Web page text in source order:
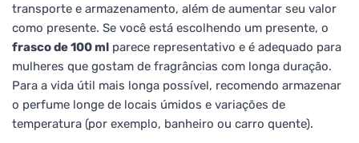
transporte e armazenamento, além de aumentar seu valor
como presente. Se você está escolhendo um presente, o
frasco de 100 ml parece representativo e é adequado para
mulheres que gostam de fragrâncias com longa duração.
Para a vida útil mais longa possível, recomendo armazenar
o perfume longe de locais úmidos e variações de
temperatura (por exemplo, banheiro ou carro quente).